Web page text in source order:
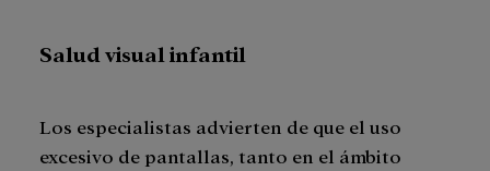
Salud visual infantil
Los especialistas advierten de que el uso
excesivo de pantallas, tanto en el ámbito